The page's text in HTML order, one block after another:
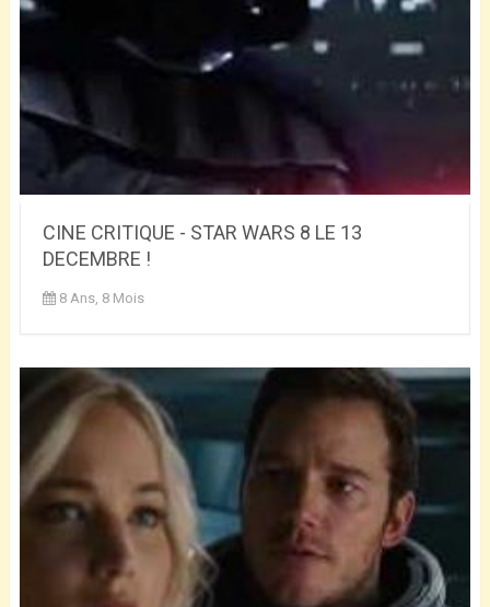
CINE CRITIQUE - STAR WARS 8 LE 13
DECEMBRE !
8 Ans, 8 Mois